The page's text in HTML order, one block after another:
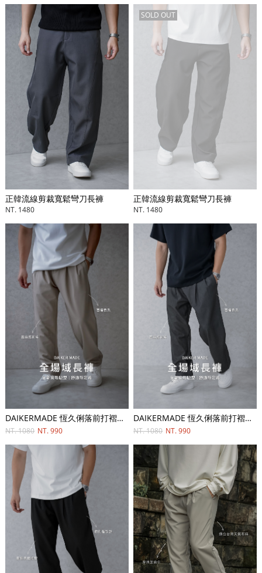
正韓流線剪裁寬鬆彎刀長褲
NT. 1480
SOLD OUT
正韓流線剪裁寬鬆彎刀長褲
NT. 1480
DAIKERMADE 恆久俐落前打褶比例長褲
NT. 1080 NT. 990
DAIKERMADE 恆久俐落前打褶比例長褲
NT. 1080 NT. 990